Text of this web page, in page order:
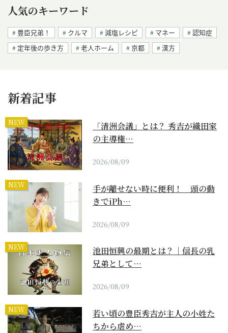
人気のキーワード
豊臣兄弟！ クルマ 減塩レシピ マネー
認知症
定年後の歩き方
老人ホーム 京都 漢方
新着記事
NEW
「清洲会議」とは？ 秀吉が織田家
の主導権…
2026/08/09
NEW
手が離せない時に便利！ 頭の動
きでiPh…
2026/08/09
NEW
池田恒興の最期とは？｜信長の乳
兄弟として…
2026/08/09
NEW
若い頃の豊臣秀吉が主人の小姓た
ちから虐め…